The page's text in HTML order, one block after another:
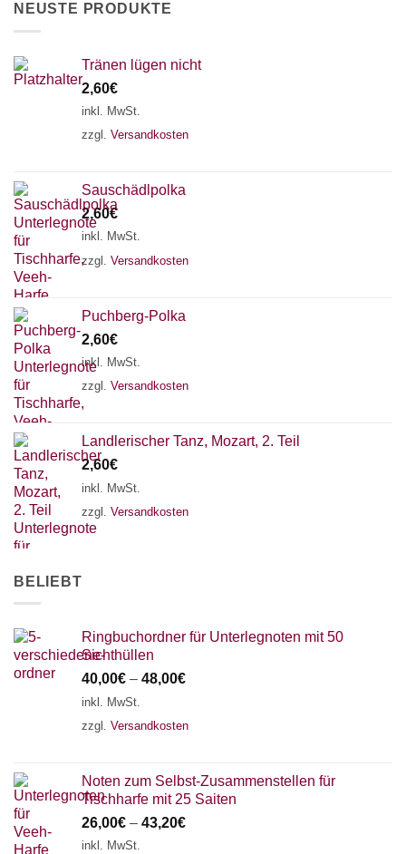
gewählt
werden
NEUSTE PRODUKTE
Tränen lügen nicht
2,60€
inkl. MwSt.
zzgl. Versandkosten
Sauschädlpolka
2,60€
inkl. MwSt.
zzgl. Versandkosten
Puchberg-Polka
2,60€
inkl. MwSt.
zzgl. Versandkosten
Landlerischer Tanz, Mozart, 2. Teil
2,60€
inkl. MwSt.
zzgl. Versandkosten
BELIEBT
Ringbuchordner für Unterlegnoten mit 50
Sichthüllen
40,00€ – 48,00€
inkl. MwSt.
zzgl. Versandkosten
Noten zum Selbst-Zusammenstellen für
Tischharfe mit 25 Saiten
26,00€ – 43,20€
inkl. MwSt.
Chat Support
18 SAITEN 21 SAITEN